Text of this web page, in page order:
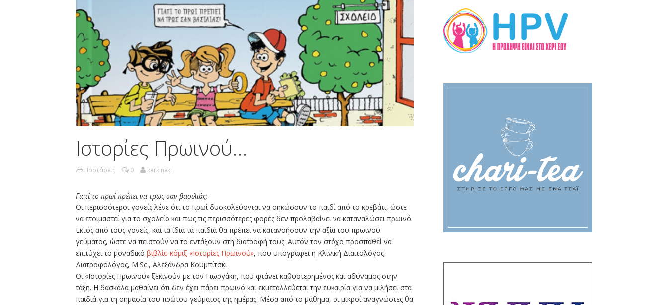
Ιστορίες Πρωινού…
Προτάσεις 0 karkinaki
Γιατί το πρωί πρέπει να τρως σαν βασιλιάς;
Οι περισσότεροι γονείς λένε ότι το πρωί δυσκολεύονται να σηκώσουν το παιδί από το κρεβάτι, ώστε
να ετοιμαστεί για το σχολείο και πως τις περισσότερες φορές δεν προλαβαίνει να καταναλώσει πρωινό.
Εκτός από τους γονείς, και τα ίδια τα παιδιά θα πρέπει να κατανοήσουν την αξία του πρωινού
γεύματος, ώστε να πειστούν να το εντάξουν στη διατροφή τους. Αυτόν τον στόχο προσπαθεί να
επιτύχει το μοναδικό βιβλίο κόμιξ «Ιστορίες Πρωινού», που υπογράφει η Κλινική Διαιτολόγος-
Διατροφολόγος, M.Sc., Αλεξάνδρα Κουμπίτσκι.
Οι «Ιστορίες Πρωινού» ξεκινούν με τον Γιωργάκη, που φτάνει καθυστερημένος και αδύναμος στην
τάξη. Η δασκάλα μαθαίνει ότι δεν έχει πάρει πρωινό και εκμεταλλεύεται την ευκαιρία για να μιλήσει στα
παιδιά για τη σημασία του πρώτου γεύματος της ημέρας. Μέσα από το μάθημα, οι μικροί αναγνώστες θα